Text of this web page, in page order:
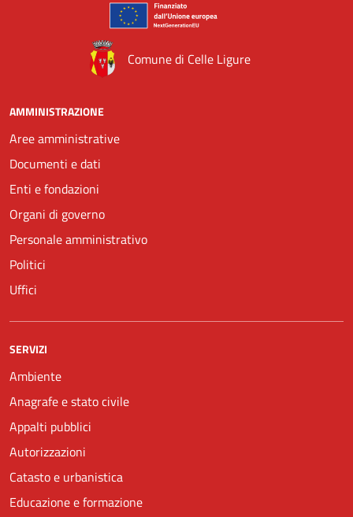
Comune di Celle Ligure
AMMINISTRAZIONE
Aree amministrative
Documenti e dati
Enti e fondazioni
Organi di governo
Personale amministrativo
Politici
Uffici
SERVIZI
Ambiente
Anagrafe e stato civile
Appalti pubblici
Autorizzazioni
Catasto e urbanistica
Educazione e formazione